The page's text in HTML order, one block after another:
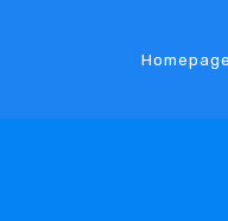
Homepage